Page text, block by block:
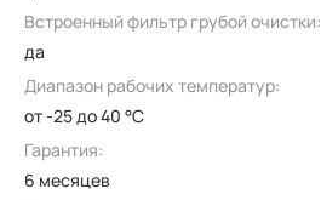
Встроенный фильтр грубой очистки:
да
Диапазон рабочих температур:
от -25 до 40 °C
Гарантия:
6 месяцев